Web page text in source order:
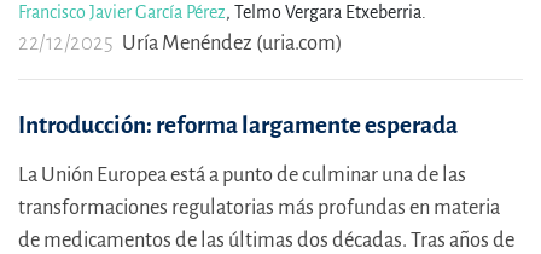
Francisco Javier García Pérez, Telmo Vergara Etxeberria.
22/12/2025 Uría Menéndez (uria.com)
Introducción: reforma largamente esperada
La Unión Europea está a punto de culminar una de las
transformaciones regulatorias más profundas en materia
de medicamentos de las últimas dos décadas. Tras años de